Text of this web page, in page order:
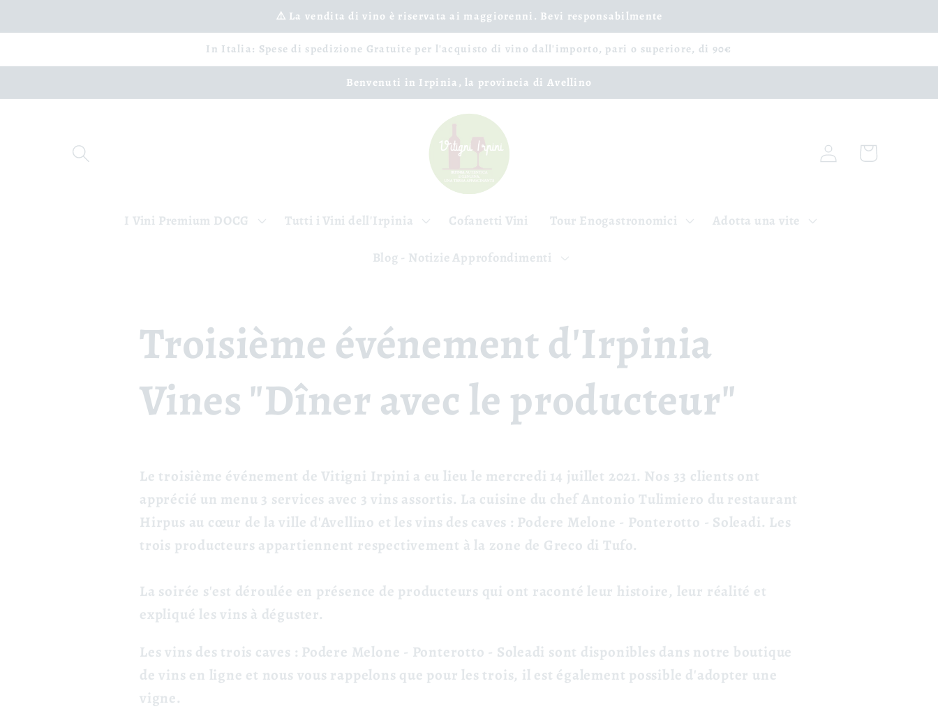
au
⚠️ La vendita di vino è riservata ai maggiorenni. Bevi responsabilmente
In Italia: Spese di spedizione Gratuite per l'acquisto di vino dall'importo, pari o superiore, di 90€
Benvenuti in Irpinia, la provincia di Avellino
I Vini Premium DOCG Tutti i Vini dell'Irpinia Cofanetti Vini Tour Enogastronomici Adotta una vite
Blog - Notizie Approfondimenti
Connexion Panier
Troisième événement d'Irpinia
Vines "Dîner avec le producteur"
Le troisième événement de Vitigni Irpini a eu lieu le mercredi 14 juillet 2021. Nos 33 clients ont
apprécié un menu 3 services avec 3 vins assortis. La cuisine du chef Antonio Tulimiero du restaurant
Hirpus au cœur de la ville d'Avellino et les vins des caves : Podere Melone - Ponterotto - Soleadi. Les
trois producteurs appartiennent respectivement à la zone de Greco di Tufo.
La soirée s'est déroulée en présence de producteurs qui ont raconté leur histoire, leur réalité et
expliqué les vins à déguster.
Les vins des trois caves : Podere Melone - Ponterotto - Soleadi sont disponibles dans notre boutique
de vins en ligne et nous vous rappelons que pour les trois, il est également possible d'adopter une
vigne.